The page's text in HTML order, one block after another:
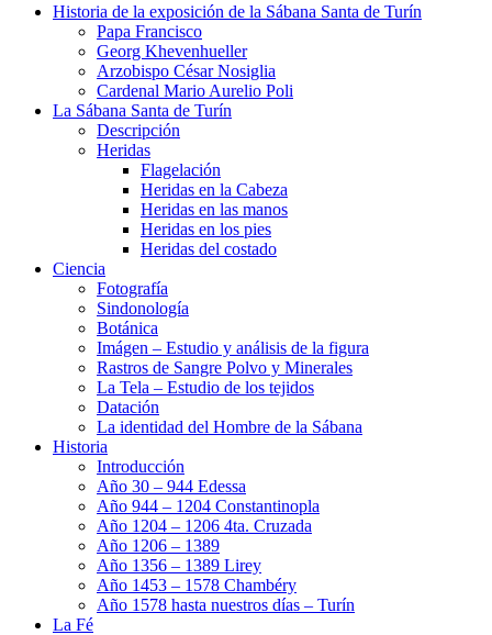
Historia de la exposición de la Sábana Santa de Turín
Papa Francisco
Georg Khevenhueller
Arzobispo César Nosiglia
Cardenal Mario Aurelio Poli
La Sábana Santa de Turín
Descripción
Heridas
Flagelación
Heridas en la Cabeza
Heridas en las manos
Heridas en los pies
Heridas del costado
Ciencia
Fotografía
Sindonología
Botánica
Imágen – Estudio y análisis de la figura
Rastros de Sangre Polvo y Minerales
La Tela – Estudio de los tejidos
Datación
La identidad del Hombre de la Sábana
Historia
Introducción
Año 30 – 944 Edessa
Año 944 – 1204 Constantinopla
Año 1204 – 1206 4ta. Cruzada
Año 1206 – 1389
Año 1356 – 1389 Lirey
Año 1453 – 1578 Chambéry
Año 1578 hasta nuestros días – Turín
La Fé